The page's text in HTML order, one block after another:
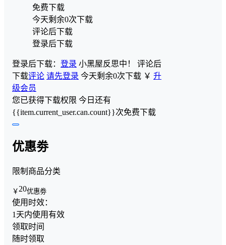
免费下载
今天剩余0次下载
评论后下载
登录后下载
登录后下载： 登录 小黑屋反思中！ 评论后
下载评论 请先登录 今天剩余0次下载 ￥ 升
级会员
您已获得下载权限 今日还有
{{item.current_user.can.count}}次免费下载
优惠劵
限制商品分类
￥ 20优惠劵
使用时效：
1天内使用有效
领取时间
随时领取